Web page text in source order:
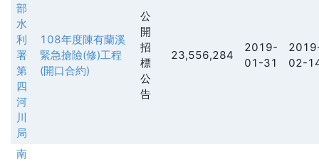
部
水
利
署
第
四
河
川
局
108年度陳有蘭溪
緊急搶險(修)工程
(開口合約)
公
開
招
標
公
告
23,556,284
2019-
01-31
02-
南